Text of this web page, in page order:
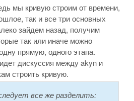
мы кривую строим от времени,
так и все три основных
зайдем назад, получим
так или иначе можно
прямую, одного этапа.
дискуссия между akyn и
строить кривую.
все же разделить: